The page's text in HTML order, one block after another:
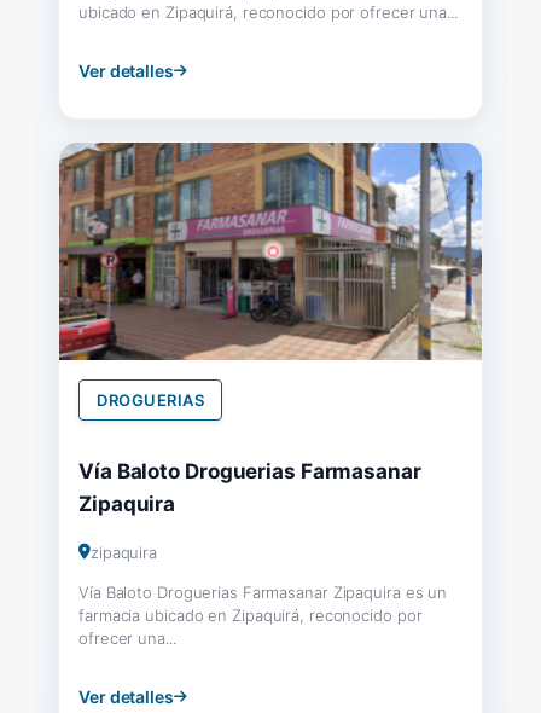
ubicado en Zipaquirá, reconocido por ofrecer una...
Ver detalles
DROGUERIAS
Vía Baloto Droguerias Farmasanar
Zipaquira
zipaquira
Vía Baloto Droguerias Farmasanar Zipaquira es un
farmacia ubicado en Zipaquirá, reconocido por
ofrecer una...
Ver detalles